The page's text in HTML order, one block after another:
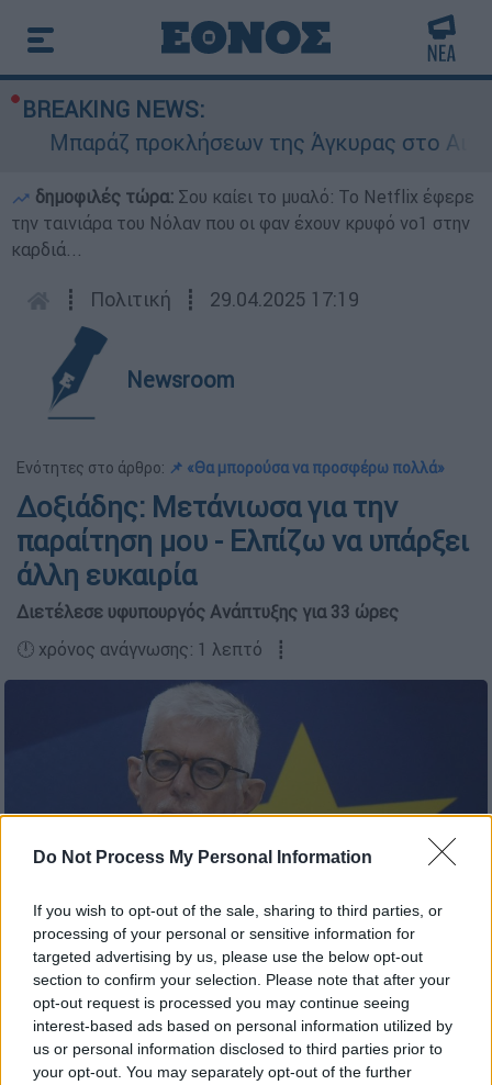
Do Not Process My Personal Information
If you wish to opt-out of the sale, sharing to third parties, or
processing of your personal or sensitive information for
targeted advertising by us, please use the below opt-out
section to confirm your selection. Please note that after your
opt-out request is processed you may continue seeing
interest-based ads based on personal information utilized by
us or personal information disclosed to third parties prior to
your opt-out. You may separately opt-out of the further
BREAKING NEWS:
Μπαράζ προκλήσεων της Άγκυρας στο
δημοφιλές τώρα: Σου καίει το μυαλό: Το Netflix έφερε
την ταινιάρα του Νόλαν που οι φαν έχουν κρυφό νο1 στην
καρδιά...
┋ Πολιτική ┋ 29.04.2025 17:19
Newsroom
Ενότητες στο άρθρο: 📌 «Θα μπορούσα να προσφέρω πολλά»
Δοξιάδης: Μετάνιωσα για την
παραίτηση μου - Ελπίζω να υπάρξει
άλλη ευκαιρία
Διετέλεσε υφυπουργός Ανάπτυξης για 33 ώρες
🕛 χρόνος ανάγνωσης: 1 λεπτό ┋
(INTIME/ΖΑΧΟΣ ΓΙΩΡΓΟΣ)
Προσθέστε το ΕΘΝΟΣ στη Google